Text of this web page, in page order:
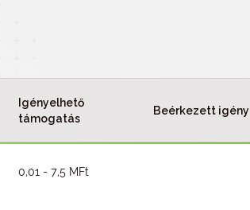
Igényelhető
támogatás
Beérkezett igény
0,01 - 7,5 MFt